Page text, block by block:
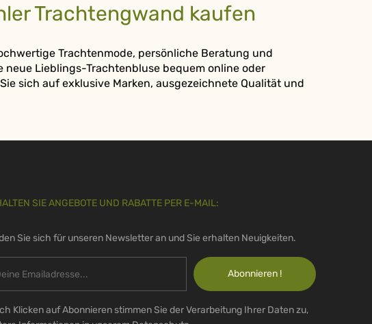
Trachtengwand kaufen
Trachtenmode, persönliche Beratung und
Lieblings-Trachtenbluse bequem online oder
sich auf exklusive Marken, ausgezeichnete Qualität und
SIE ANGEBOTE UND RABATTE PER E-MAIL:
Sie sich für unseren Newsletter an und Sie erhalten Neuigkeiten.
Abonnieren !
Klicken auf Abonnieren stimmen Sie der Verarbeitung Ihrer Daten zu,